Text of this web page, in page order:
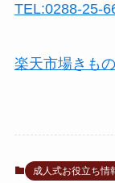
TEL:0288-25-
楽天市場きも
成人式お役立ち情